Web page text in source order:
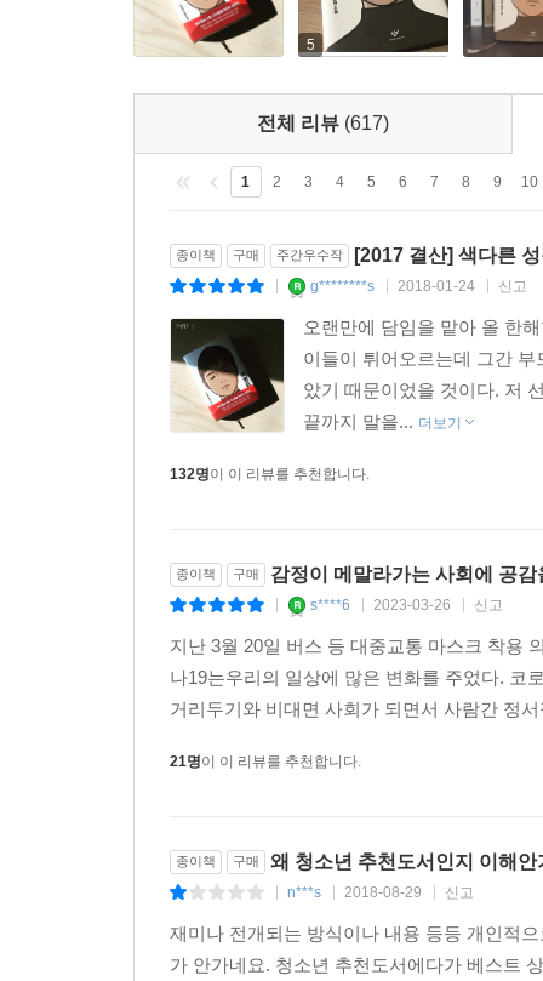
여기, 삶에 대처하기 유달리 힘들게 태어난 소년
수 있는 가장 좋은 일이 일어났다. 그 좋은 일이
두 소년이 타인과 관계 맺고 성장하는 과정을
언제나 괴물이 되지 않기 위한 눈물겨운 분투
-제10회 창비청소년문학상 심사위원 권여선 김지
내가 주인공이 된 것만 같은 마음으로 주인
창비청소년문학상 청소년심사단 심사평 중에서
한국형 영어덜트 소설의 등장. 각박한 현실을 반
특별하고 별난 경우라고 볼 수 있을까? 공감을
감정적으로는 성장하지 못한 사람들이 넘쳐
소설시장에 파장을 몰고 올 것이다. -출판평론가 한
작가의 말
군림하고 명령하면서도 속이 비틀린 사람이 된다
바라 본다. 아이들은 사랑을 갈구하지만, 동시에
2017년 봄, 손원평
5
전체 리뷰 (617)
1 2 3 4 5 6 7 8 9 10
종이책 구매 주간우수작 [2017 결산] 색다른
g********s 2018-01-24 신고
오랜만에 담임을 맡아 올 한
이들이 튀어오르는데 그간
았기 때문이었을 것이다. 저
끝까지 말을... 더보기
132명이 이 리뷰를 추천합니다.
종이책 구매 감정이 메말라가는 사회에 공
s****6 2023-03-26 신고
지난 3월 20일 버스 등 대중교통 마스크 착용
나19는우리의 일상에 많은 변화를 주었다. 코
거리두기와 비대면 사회가 되면서 사람간 정
21명이 이 리뷰를 추천합니다.
종이책 구매 왜 청소년 추천도서인지 이해안
n***s 2018-08-29 신고
재미나 전개되는 방식이나 내용 등등 개인적
가 안가네요. 청소년 추천도서에다가 베스트